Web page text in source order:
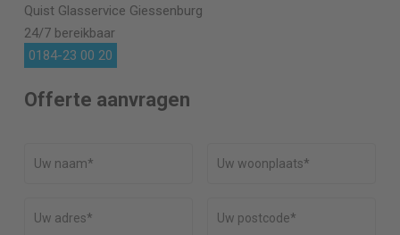
Quist Glasservice Giessenburg
24/7 bereikbaar
0184-23 00 20
Offerte aanvragen